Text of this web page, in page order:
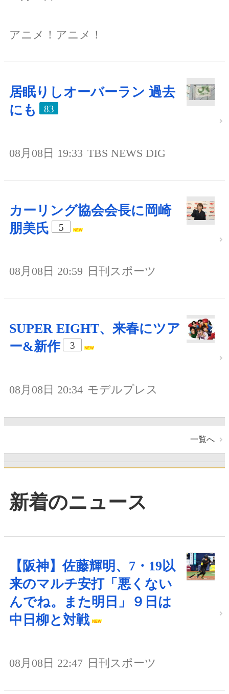
アニメ！アニメ！
居眠りしオーバーラン 過去
にも
83
08月08日 19:33 TBS NEWS DIG
カーリング協会会長に岡崎
朋美氏
5
08月08日 20:59 日刊スポーツ
SUPER EIGHT、来春にツア
ー&新作
3
08月08日 20:34 モデルプレス
一覧へ
新着のニュース
【阪神】佐藤輝明、7・19以
来のマルチ安打「悪くない
んでね。また明日」９日は
中日柳と対戦
08月08日 22:47 日刊スポーツ